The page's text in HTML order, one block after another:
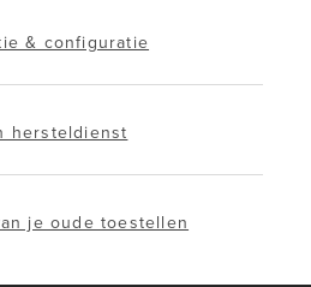
& configuratie
hersteldienst
je oude toestellen